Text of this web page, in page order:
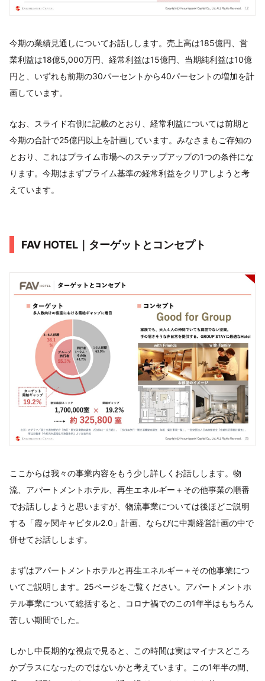
今期の業績見通しについてお話しします。売上高は185億円、営
業利益は18億5,000万円、経常利益は15億円、当期純利益は10億
円と、いずれも前期の30パーセントから40パーセントの増加を計
画しています。
なお、スライド右側に記載のとおり、経常利益については前期と
今期の合計で25億円以上を計画しています。みなさまもご存知の
とおり、これはプライム市場へのステップアップの1つの条件にな
ります。今期はまずプライム基準の経常利益をクリアしようと考
えています。
FAV HOTEL｜ターゲットとコンセプト
ここからは我々の事業内容をもう少し詳しくお話しします。物
流、アパートメントホテル、再生エネルギー＋その他事業の順番
でお話ししようと思いますが、物流事業については後ほどご説明
する「霞ヶ関キャピタル2.0」計画、ならびに中期経営計画の中で
併せてお話しします。
まずはアパートメントホテルと再生エネルギー＋その他事業につ
いてご説明します。25ページをご覧ください。アパートメントホ
テル事業について総括すると、コロナ禍でのこの1年半はもちろん
苦しい期間でした。
しかし中長期的な視点で見ると、この時間は実はマイナスどころ
かプラスになったのではないかと考えています。この1年半の間、